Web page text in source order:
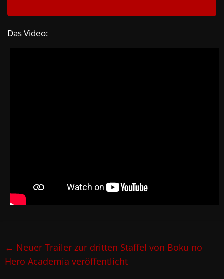
Das Video:
← Neuer Trailer zur dritten Staffel von Boku no
Hero Academia veröffentlicht